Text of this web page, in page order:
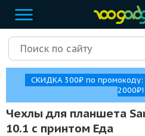
СКИДКА 300₽ по промокоду:
2000₽!
Чехлы для планшета
10.1 с принтом Еда